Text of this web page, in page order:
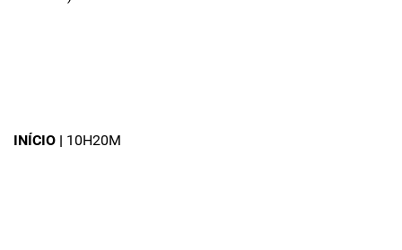
INÍCIO | 10H20M